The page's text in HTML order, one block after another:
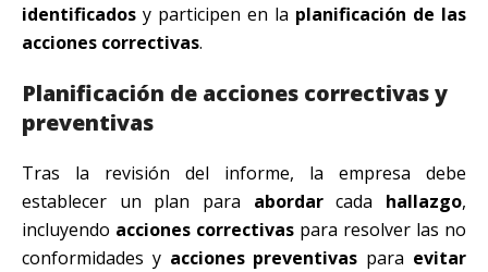
identificados y participen en la planificación de las
acciones correctivas.
Planificación de acciones correctivas y
preventivas
Tras la revisión del informe, la empresa debe
establecer un plan para abordarcada hallazgo,
incluyendo acciones correctivas para resolver las no
conformidades y acciones preventivas para evitar